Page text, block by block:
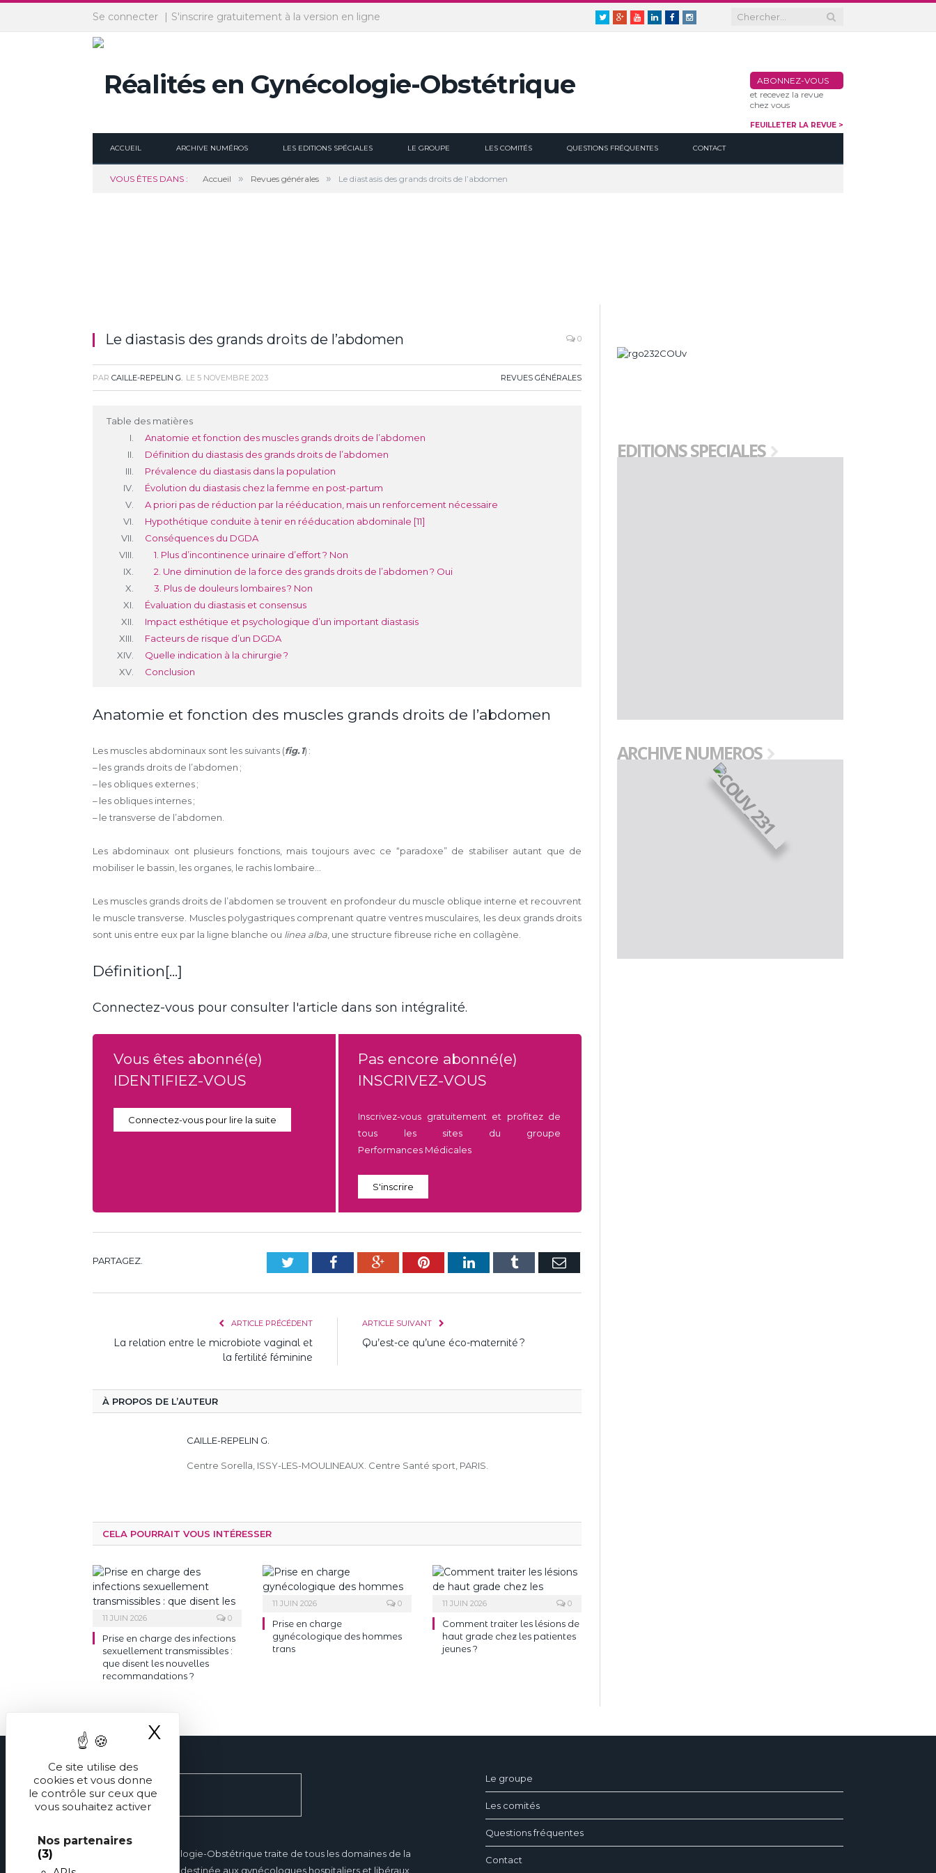
Panneau de gestion des cookies
Ce site utilise des
cookies et vous donne
le contrôle sur ceux que
vous souhaitez activer
Nos partenaires
(3)
X Masquer le bandeau des cookies
TwitterGoogle+YoutubeLinkedinFacebookInstagram
Se connecter S'inscrire gratuitement à la version en ligne
ABONNEZ-VOUS
et recevez la revue
chez vous
FEUILLETER LA REVUE >
ACCUEIL ARCHIVE NUMÉROS LES EDITIONS SPÉCIALES LE GROUPE LES COMITÉS QUESTIONS FRÉQUENTES CONTACT
VOUS ÊTES DANS : Accueil » Revues générales » Le diastasis des grands droits de l’abdomen
Le diastasis des grands droits de l’abdomen 0
PAR CAILLE-REPELIN G. LE 5 NOVEMBRE 2023 REVUES GÉNÉRALES
Table des matières
Anatomie et fonction des muscles grands droits de l’abdomen
Définition du diastasis des grands droits de l’abdomen
Prévalence du diastasis dans la population
Évolution du diastasis chez la femme en post-partum
A priori pas de réduction par la rééducation, mais un renforcement nécessaire
Hypothétique conduite à tenir en rééducation abdominale [11]
Conséquences du DGDA
1. Plus d’incontinence urinaire d’effort ? Non
2. Une diminution de la force des grands droits de l’abdomen ? Oui
3. Plus de douleurs lombaires ? Non
Évaluation du diastasis et consensus
Impact esthétique et psychologique d’un important diastasis
Facteurs de risque d’un DGDA
Quelle indication à la chirurgie ?
Conclusion
Anatomie et fonction des muscles grands droits de l’abdomen
Les muscles abdominaux sont les suivants (fig. 1) :
– les grands droits de l’abdomen ;
– les obliques externes ;
– les obliques internes ;
– le transverse de l’abdomen.
Les abdominaux ont plusieurs fonctions, mais toujours avec ce “paradoxe” de stabiliser autant que de
mobiliser le bassin, les organes, le rachis lombaire…
Les muscles grands droits de l’abdomen se trouvent en profondeur du muscle oblique interne et recouvrent
le muscle transverse. Muscles polygastriques comprenant quatre ventres musculaires, les deux grands droits
sont unis entre eux par la ligne blanche ou linea alba, une structure fibreuse riche en collagène.
Définition[...]
Connectez-vous pour consulter l'article dans son intégralité.
Vous êtes abonné(e)
IDENTIFIEZ-VOUS
Connectez-vous pour lire la suite
Pas encore abonné(e)
INSCRIVEZ-VOUS
Inscrivez-vous gratuitement et profitez de
tous les sites du groupe
Performances Médicales
S'inscrire
PARTAGEZ. TwitterFacebookGoogle+PinterestLinkedInTumblr E-
ARTICLE PRÉCÉDENT
La relation entre le microbiote vaginal et
la fertilité féminine
ARTICLE SUIVANT
Qu’est-ce qu’une éco-maternité ?
À PROPOS DE L’AUTEUR
CAILLE-REPELIN G.
Centre Sorella, ISSY-LES-MOULINEAUX. Centre Santé sport, PARIS.
CELA POURRAIT VOUS INTÉRESSER
11 JUIN 2026 0
Prise en charge des infections
sexuellement transmissibles :
que disent les nouvelles
recommandations ?
11 JUIN 2026 0
Prise en charge
gynécologique des hommes
trans
11 JUIN 2026 0
Comment traiter les lésions de
haut grade chez les patientes
jeunes ?
EDITIONS SPECIALES
ARCHIVE NUMEROS
Réalités en Gynécologie-Obstétrique traite de tous les domaines de la
gynécologie et est destinée aux gynécologues hospitaliers et libéraux.
Le groupe
Les comités
Questions fréquentes
Contact